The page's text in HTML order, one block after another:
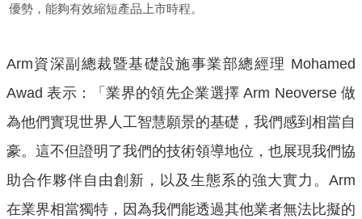
優勢，能夠有效縮短產品上市時程。
Arm資深副總裁暨基礎設施事業部總經理 Mohamed
Awad 表示：「業界的領先企業選擇 Arm Neoverse 做
為他們實現世界人工智慧願景的基礎，我們感到相當自
豪。這不但證明了我們的技術領導地位，也展現我們協
助合作夥伴自由創新，以及生態系的強大實力。Arm
在業界相當獨特，因為我們能透過其他業者無法比擬的